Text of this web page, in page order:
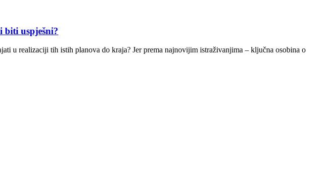
biti uspješni?
u realizaciji tih istih planova do kraja? Jer prema najnovijim istraživanjima – ključna osobina o